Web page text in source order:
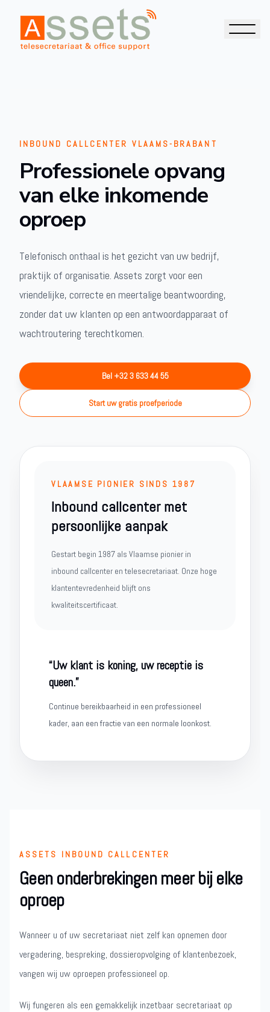
INBOUND CALLCENTER VLAAMS-BRABANT
Professionele opvang
van elke inkomende
oproep
Telefonisch onthaal is het gezicht van uw bedrijf,
praktijk of organisatie. Assets zorgt voor een
vriendelijke, correcte en meertalige beantwoording,
zonder dat uw klanten op een antwoordapparaat of
wachtroutering terechtkomen.
Bel +32 3 633 44 55
Start uw gratis proefperiode
VLAAMSE PIONIER SINDS 1987
Inbound callcenter met
persoonlijke aanpak
Gestart begin 1987 als Vlaamse pionier in
inbound callcenter en telesecretariaat. Onze hoge
klantentevredenheid blijft ons
kwaliteitscertificaat.
“Uw klant is koning, uw receptie is
queen.”
Continue bereikbaarheid in een professioneel
kader, aan een fractie van een normale loonkost.
ASSETS INBOUND CALLCENTER
Geen onderbrekingen meer bij elke
oproep
Wanneer u of uw secretariaat niet zelf kan opnemen door
vergadering, bespreking, dossieropvolging of klantenbezoek,
vangen wij uw oproepen professioneel op.
Wij fungeren als een gemakkelijk inzetbaar secretariaat op